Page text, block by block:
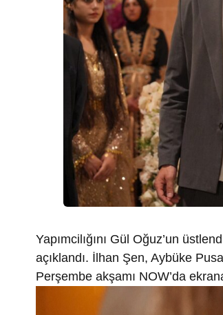
Yapımcilığını Gül Oğuz’un
açıklandı. İlhan Şen, Aybüke
Perşembe akşamı NOW’da